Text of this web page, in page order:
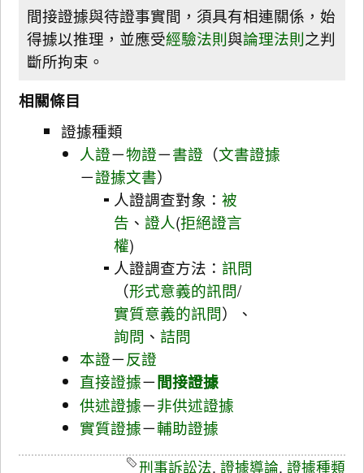
間接證據與待證事實間，須具有相連關係，始
得據以推理，並應受經驗法則與論理法則之判
斷所拘束。
相關條目
證據種類
人證－物證－書證 （文書證據
－證據文書）
人證調查對象： 被
告 、 證人(拒絕證言
權)
人證調查方法： 訊問
（形式意義的訊問/
實質意義的訊問）、
詢問 、 詰問
本證－反證
直接證據－間接證據
供述證據－非供述證據
實質證據－輔助證據
刑事訴訟法, 證據導論, 證據種類